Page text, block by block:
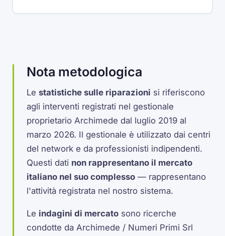
Nota metodologica
Lestatistiche sulle riparazioni si riferiscono
agli interventi registrati nel gestionale
proprietario Archimede dal luglio 2019 al
marzo 2026. Il gestionale è utilizzato dai centri
del network e da professionisti indipendenti.
Questi dati non rappresentano il mercato
italiano nel suo complesso — rappresentano
l'attività registrata nel nostro sistema.
Le indagini di mercato sono ricerche
condotte da Archimede / Numeri Primi Srl